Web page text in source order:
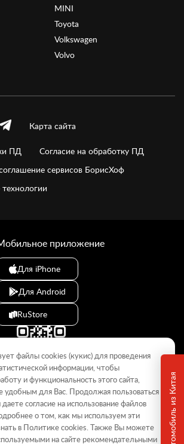
MINI
Toyota
Volkswagen
Volvo
Карта сайта
ПД
Согласие на обработку ПД
сервисов БорисХоф
носит информационный характер и не
офертой, определяемой положениями Статьи
подробной информации обращайтесь в
приложение
Для iPhone
Для Android
RuStore
файлы cookies (кукиc) для проведения
информации, чтобы
и функциональность этого сайта,
удобным для Вас. Продолжая пользоваться
согласие на использование файлов
о том, как мы используем эти
в Политикеcookies. Также Вы можете
на сайте рекомендательными